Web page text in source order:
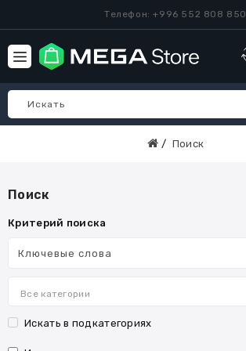
Телефон: +996 552 808 850
Поиск
Поиск
Критерий поиска
Все категории
Искать в подкатегориях